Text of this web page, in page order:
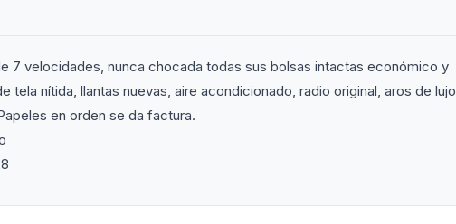
7 velocidades, nunca chocada todas sus bolsas intactas económico y
nítida, llantas nuevas, aire acondicionado, radio original, aros de lujo
en orden se da factura.